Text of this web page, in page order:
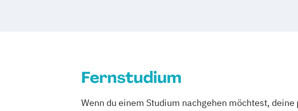
Lighting Design (EN) Management
Medizintechnik & Management Personalmanagement
Fernstudium
Wenn du einem Studium nachgehen möchtest,